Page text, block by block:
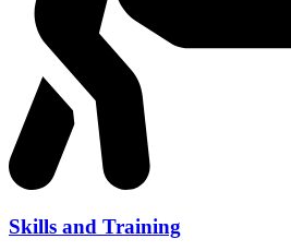
Skills and Training